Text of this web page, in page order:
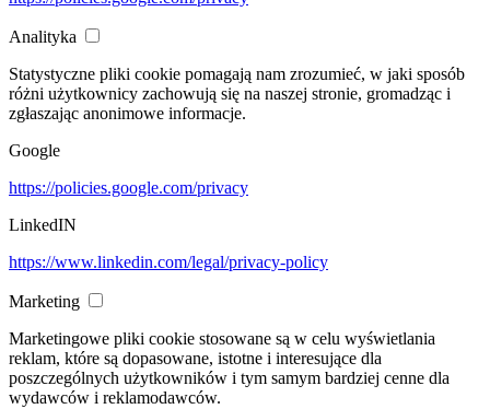
Analityka
Statystyczne pliki cookie pomagają nam zrozumieć, w jaki sposób
różni użytkownicy zachowują się na naszej stronie, gromadząc i
zgłaszając anonimowe informacje.
Google
https://policies.google.com/privacy
LinkedIN
https://www.linkedin.com/legal/privacy-policy
Marketing
Marketingowe pliki cookie stosowane są w celu wyświetlania
reklam, które są dopasowane, istotne i interesujące dla
poszczególnych użytkowników i tym samym bardziej cenne dla
wydawców i reklamodawców.